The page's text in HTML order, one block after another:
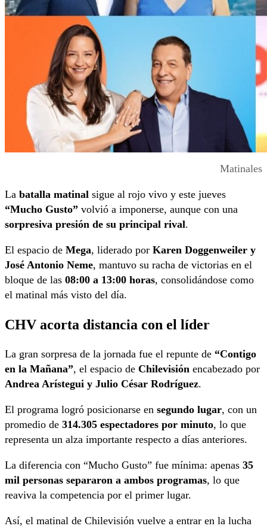
Matinales
La batalla matinal sigue al rojo vivo y este jueves
“Mucho Gusto” volvió a imponerse, aunque con una
sorpresiva presión de su principal rival.
El espacio de Mega, liderado por Karen Doggenweiler y
José Antonio Neme, mantuvo su racha de victorias en el
bloque de las 08:00 a 13:00 horas, consolidándose como
el matinal más visto del día.
CHV acorta distancia con el líder
La gran sorpresa de la jornada fue el repunte de “Contigo
en la Mañana”, el espacio de Chilevisión encabezado por
Andrea Arístegui y Julio César Rodríguez.
El programa logró posicionarse en segundo lugar, con un
promedio de 314.305 espectadores por minuto, lo que
representa un alza importante respecto a días anteriores.
La diferencia con “Mucho Gusto” fue mínima: apenas 35
mil personas separaron a ambos programas, lo que
reaviva la competencia por el primer lugar.
Así, el matinal de Chilevisión vuelve a entrar en la lucha